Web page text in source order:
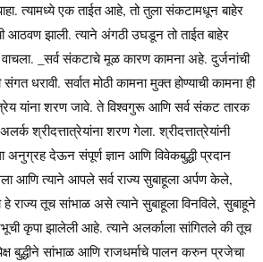
त्यामध्ये एक ताईत आहे, तो तुला संकटामधून बाहेर
आठवण झाली. त्याने अंगठी उघडून तो ताईत बाहेर
_सर्व संकटाचे मूळ कारण कामना अहे. दुर्जनांची
धरावी. सर्वात मोठी कामना मुक्त होण्याची कामना ही
यांना शरण जावे. ते विश्वगुरू आणि सर्व संकट तारक
श्रीदत्तात्रेयांना शरण गेला. श्रीदत्तात्रेयांनी
अनुग्रह देऊन संपूर्ण ज्ञान आणि विवेकबुद्धी प्रदान
आणि त्याने आपले सर्व राज्य सुबाहूला अर्पण केले,
राज्य तूच सांभाळ असे त्याने सुबाहूला विनविले, सुबाहूने
कृपा झालेली आहे. त्याने अलर्काला सांगितले की तूच
बुद्धीने सांभाळ आणि राजधर्माचे पालन करुन प्रजेचा